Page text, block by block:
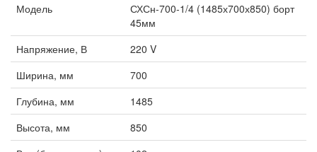
Модель
СХСн-700-1/4 (1485х700х850) борт
45мм
Напряжение, В
220 V
Ширина, мм
700
Глубина, мм
1485
Высота, мм
850